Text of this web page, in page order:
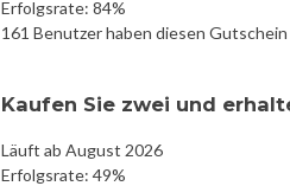
Erfolgsrate: 84%
161 Benutzer haben diesen
Kaufen Sie zwei und
Läuft ab August 2026
Erfolgsrate: 49%